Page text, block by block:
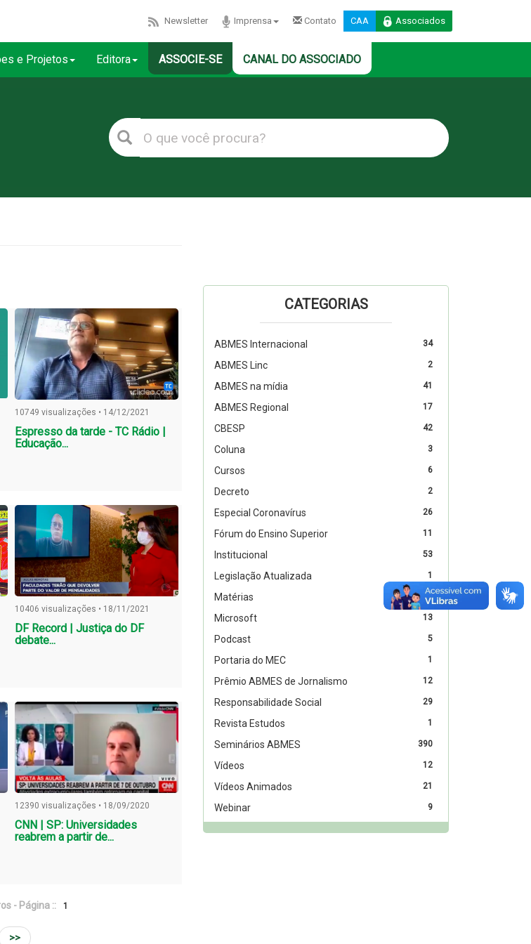
Newsletter Imprensa Contato CAA Associados
e Projetos Editora ASSOCIE-SE CANAL DO ASSOCIADO
10749 visualizações • 14/12/2021
Espresso da tarde - TC Rádio |
Educação...
10406 visualizações • 18/11/2021
DF Record | Justiça do DF
debate...
12390 visualizações • 18/09/2020
CNN | SP: Universidades
reabrem a partir de...
- Página :: 1
>>
CATEGORIAS
34
ABMES Internacional
2
ABMES Linc
41
ABMES na mídia
17
ABMES Regional
42
CBESP
3
Coluna
6
Cursos
2
Decreto
26
Especial Coronavírus
11
Fórum do Ensino Superior
53
Institucional
1
Legislação Atualizada
41
Matérias
13
Microsoft
5
Podcast
1
Portaria do MEC
12
Prêmio ABMES de Jornalismo
29
Responsabilidade Social
1
Revista Estudos
390
Seminários ABMES
12
Vídeos
21
Vídeos Animados
9
Webinar